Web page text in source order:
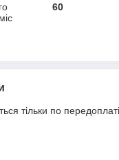
60
тільки по передоплаті.